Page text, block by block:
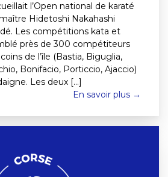
l’Open national de karaté
Hidetoshi Nakahashi
Les compétitions kata et
près de 300 compétiteurs
de l’île (Bastia, Biguglia,
Bonifacio, Porticcio, Ajaccio)
Les deux [...]
En savoir plus →